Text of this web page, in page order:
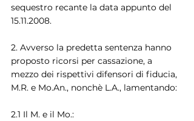
sequestro recante la data appunto del
15.11.2008.
2. Avverso la predetta sentenza hanno
proposto ricorsi per cassazione, a
mezzo dei rispettivi difensori di fiducia,
M.R. e Mo.An., nonchè L.A., lamentando:
2.1 Il M. e il Mo.: